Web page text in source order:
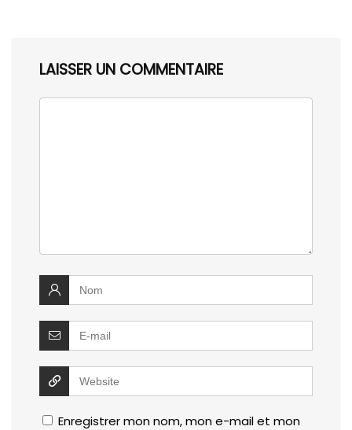
LAISSER UN COMMENTAIRE
Enregistrer mon nom, mon e-mail et mon